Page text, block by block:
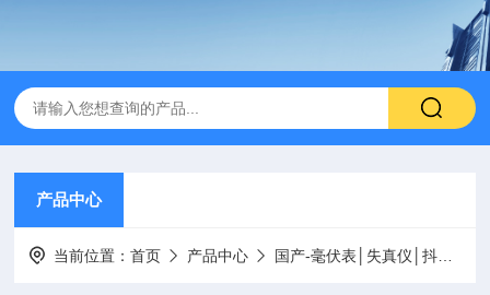
产品中心
当前位置：首页 产品中心 国产-毫伏表│失真仪│抖晃仪